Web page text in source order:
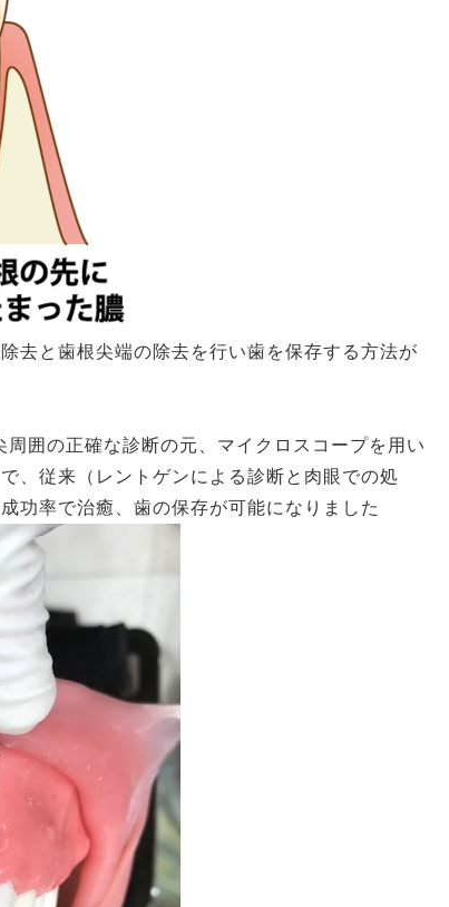
去と歯根尖端の除去を行い歯を保存する方法が
囲の正確な診断の元、マイクロスコープを用い
、従来（レントゲンによる診断と肉眼での処
功率で治癒、歯の保存が可能になりました